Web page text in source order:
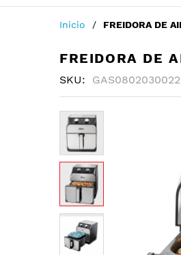
Inicio FREIDORA DE
FREIDORA DE
SKU
Skip
to
the
end
the
images
gallery